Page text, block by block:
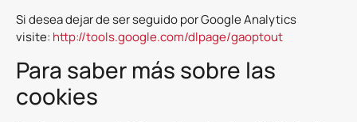
Si desea dejar de ser seguido por Google Analytics
visite: http://tools.google.com/dlpage/gaoptout
Para saber más sobre las
cookies